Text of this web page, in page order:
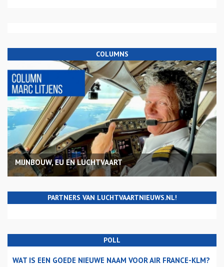
COLUMNS
MIJNBOUW, EU EN LUCHTVAART
PARTNERS VAN LUCHTVAARTNIEUWS.NL!
POLL
WAT IS EEN GOEDE NIEUWE NAAM VOOR AIR FRANCE-KLM?